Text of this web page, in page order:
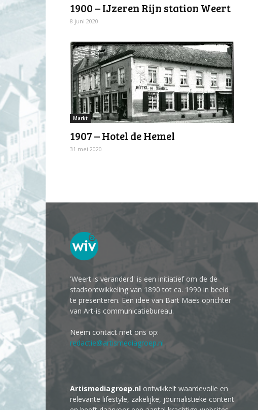
1900 – IJzeren Rijn station Weert
8 juni 2020
Markt
1907 – Hotel de Hemel
31 mei 2020
'Weert is veranderd' is een initiatief om de de
stadsontwikkeling van 1890 tot ca. 1990 in beeld
te presenteren. Een idee van Bart Maes oprichter
van Art-is communicatiebureau.
Neem contact met ons op:
redactie@artismediagroep.nl
Artismediagroep.nl ontwikkelt waardevolle en
relevante lifestyle, zakelijke, journalistieke content